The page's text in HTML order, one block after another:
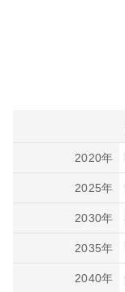
2020年
2025年
2030年
2035年
2040年